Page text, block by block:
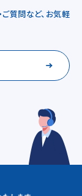
質問など、お気軽